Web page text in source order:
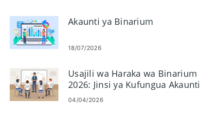
Akaunti ya Binarium
18/07/2026
Usajili wa Haraka wa Binarium
2026: Jinsi ya Kufungua Akaunti
kwa Dakika
04/04/2026